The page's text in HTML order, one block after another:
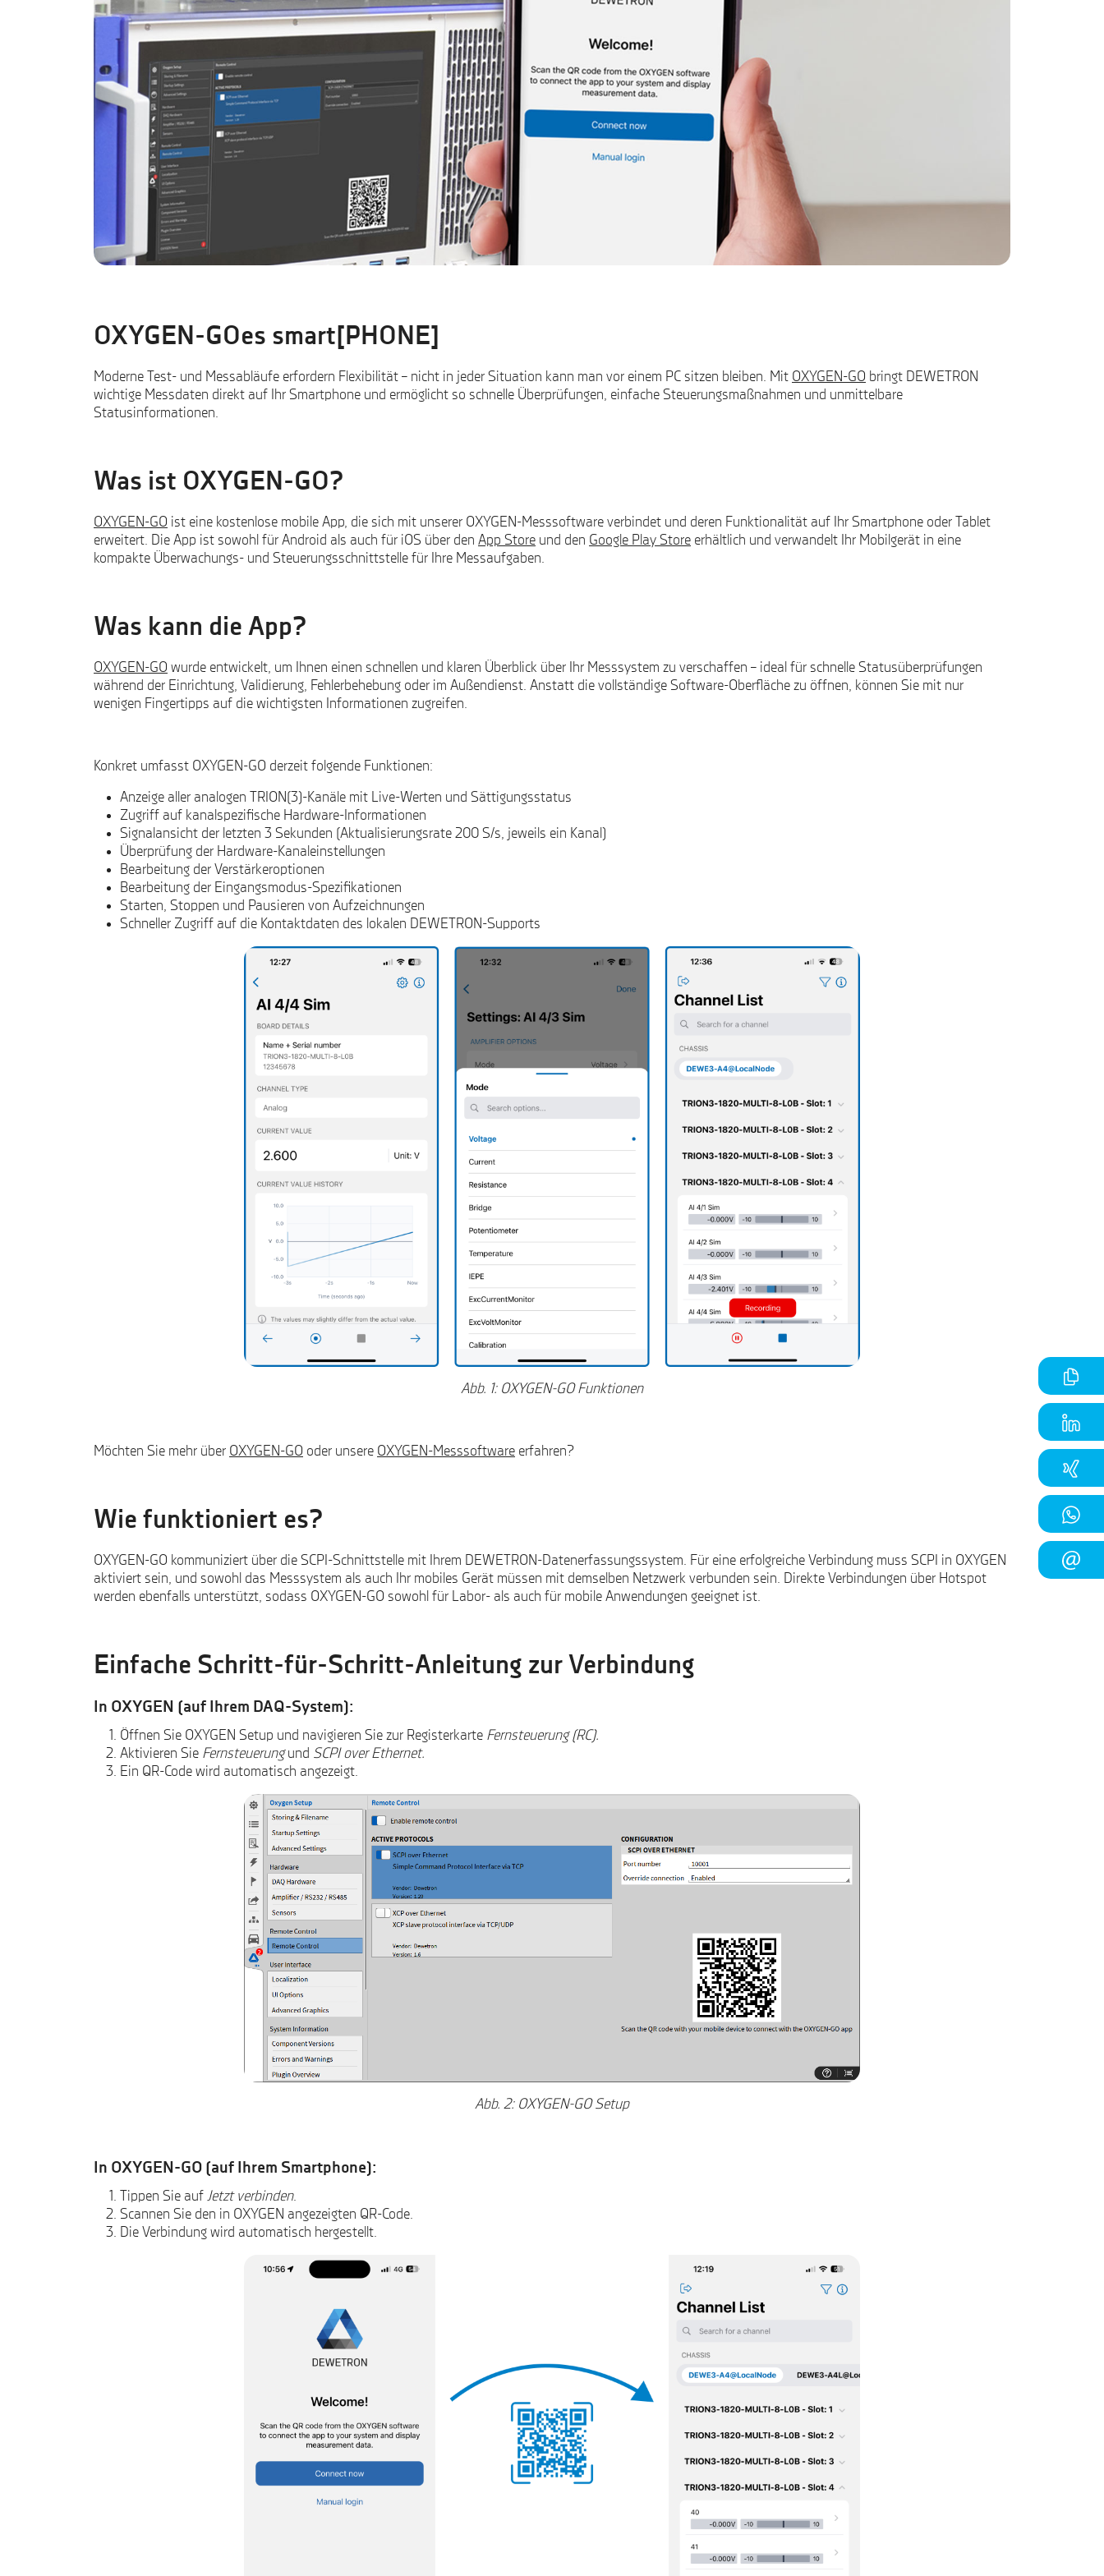
OXYGEN-GOes smart[PHONE]
Moderne Test- und Messabläufe erfordern Flexibilität – nicht in jeder Situation kann man vor einem PC sitzen bleiben. Mit OXYGEN-GO bringt DEWETRON
wichtige Messdaten direkt auf Ihr Smartphone und ermöglicht so schnelle Überprüfungen, einfache Steuerungsmaßnahmen und unmittelbare
Statusinformationen.
Was ist OXYGEN-GO?
OXYGEN-GO ist eine kostenlose mobile App, die sich mit unserer OXYGEN-Messsoftware verbindet und deren Funktionalität auf Ihr Smartphone oder Tablet
erweitert. Die App ist sowohl für Android als auch für iOS über den App Store und den Google Play Store erhältlich und verwandelt Ihr Mobilgerät in eine
kompakte Überwachungs- und Steuerungsschnittstelle für Ihre Messaufgaben.
Was kann die App?
OXYGEN-GO wurde entwickelt, um Ihnen einen schnellen und klaren Überblick über Ihr Messsystem zu verschaffen – ideal für schnelle Statusüberprüfungen
während der Einrichtung, Validierung, Fehlerbehebung oder im Außendienst. Anstatt die vollständige Software-Oberfläche zu öffnen, können Sie mit nur
wenigen Fingertipps auf die wichtigsten Informationen zugreifen.
Konkret umfasst OXYGEN-GO derzeit folgende Funktionen:
Anzeige aller analogen TRION(3)-Kanäle mit Live-Werten und Sättigungsstatus
Zugriff auf kanalspezifische Hardware-Informationen
Signalansicht der letzten 3 Sekunden (Aktualisierungsrate 200 S/s, jeweils ein Kanal)
Überprüfung der Hardware-Kanaleinstellungen
Bearbeitung der Verstärkeroptionen
Bearbeitung der Eingangsmodus-Spezifikationen
Starten, Stoppen und Pausieren von Aufzeichnungen
Schneller Zugriff auf die Kontaktdaten des lokalen DEWETRON-Supports
Abb. 1: OXYGEN-GO Funktionen
Möchten Sie mehr über OXYGEN-GO oder unsere OXYGEN-Messsoftware erfahren?
Wie funktioniert es?
OXYGEN-GO kommuniziert über die SCPI-Schnittstelle mit Ihrem DEWETRON-Datenerfassungssystem. Für eine erfolgreiche Verbindung muss SCPI in OXYGEN
aktiviert sein, und sowohl das Messsystem als auch Ihr mobiles Gerät müssen mit demselben Netzwerk verbunden sein. Direkte Verbindungen über Hotspot
werden ebenfalls unterstützt, sodass OXYGEN-GO sowohl für Labor- als auch für mobile Anwendungen geeignet ist.
Einfache Schritt-für-Schritt-Anleitung zur Verbindung
In OXYGEN (auf Ihrem DAQ-System):
Öffnen Sie OXYGEN Setup und navigieren Sie zur Registerkarte Fernsteuerung (RC).
Aktivieren Sie Fernsteuerungund SCPI over Ethernet.
Ein QR-Code wird automatisch angezeigt.
Abb. 2: OXYGEN-GO Setup
In OXYGEN-GO (auf Ihrem Smartphone):
Tippen Sie auf Jetzt verbinden.
Scannen Sie den in OXYGEN angezeigten QR-Code.
Die Verbindung wird automatisch hergestellt.